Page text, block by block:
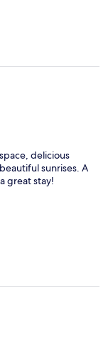
zwar. Hab ich
nie Pudding,
ging gar nicht.
trotz
wenn wir
wurde.
wurden z.b alle
frische
delicious
sunrises. A
great stay!